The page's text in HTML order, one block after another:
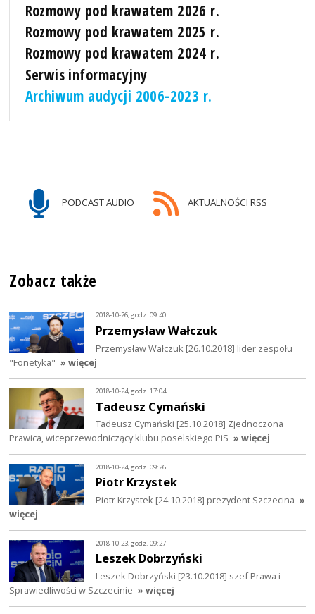
Rozmowy pod krawatem 2026 r.
Rozmowy pod krawatem 2025 r.
Rozmowy pod krawatem 2024 r.
Serwis informacyjny
Archiwum audycji 2006-2023 r.
PODCAST AUDIO AKTUALNOŚCI RSS
Zobacz także
2018-10-26, godz. 09:40
Przemysław Wałczuk
Przemysław Wałczuk [26.10.2018] lider zespołu
"Fonetyka" » więcej
2018-10-24, godz. 17:04
Tadeusz Cymański
Tadeusz Cymański [25.10.2018] Zjednoczona
Prawica, wiceprzewodniczący klubu poselskiego PiS » więcej
2018-10-24, godz. 09:26
Piotr Krzystek
Piotr Krzystek [24.10.2018] prezydent Szczecina »
więcej
2018-10-23, godz. 09:27
Leszek Dobrzyński
Leszek Dobrzyński [23.10.2018] szef Prawa i
Sprawiedliwości w Szczecinie » więcej